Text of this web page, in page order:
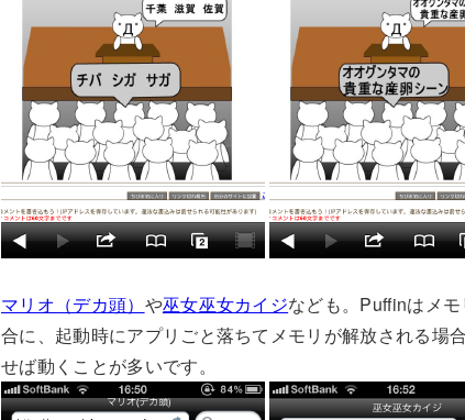
マリオ（デカ頭） や巫女巫女カイジなども。Puffinはメ
合に、起動時にアプリごと落ちてメモリが解放される場
せば動くことが多いです。